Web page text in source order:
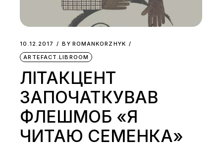
10.12.2017 BY ROMANKORZHYK
ARTEFACT.LIBROOM
ЛІТАКЦЕНТ
ЗАПОЧАТКУВАВ
ФЛЕШМОБ «Я
ЧИТАЮ СЕМЕНКА»